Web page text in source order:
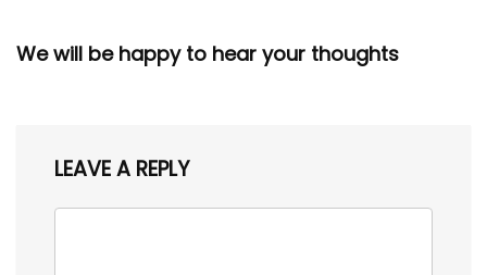
We will be happy to hear your thoughts
LEAVE A REPLY